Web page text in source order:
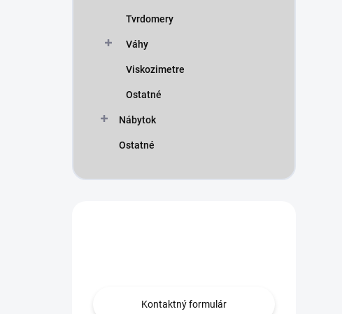
Tvrdomery
Váhy
Viskozimetre
Ostatné
Nábytok
Ostatné
Kontaktný formulár